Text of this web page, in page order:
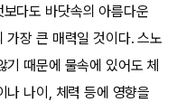
다도 바닷속의 아름다운
가장 큰 매력일 것이다. 스노
기 때문에 물속에 있어도 체
나 나이, 체력 등에 영향을